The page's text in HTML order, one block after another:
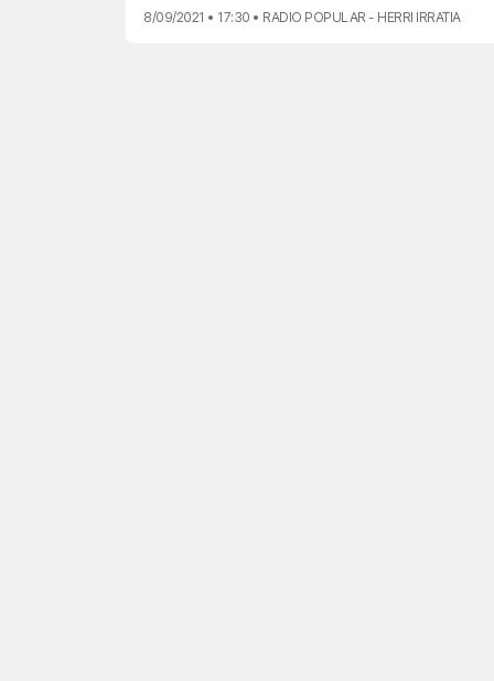
8/09/2021 • 17:30 • RADIO POPULAR - HERRI IRRATIA